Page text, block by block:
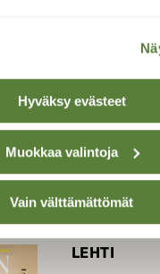
Hyväksy evästeet
Muokkaa valintoja
Vain välttämättömät
TAKAISIN LISTAAN
LEHTI